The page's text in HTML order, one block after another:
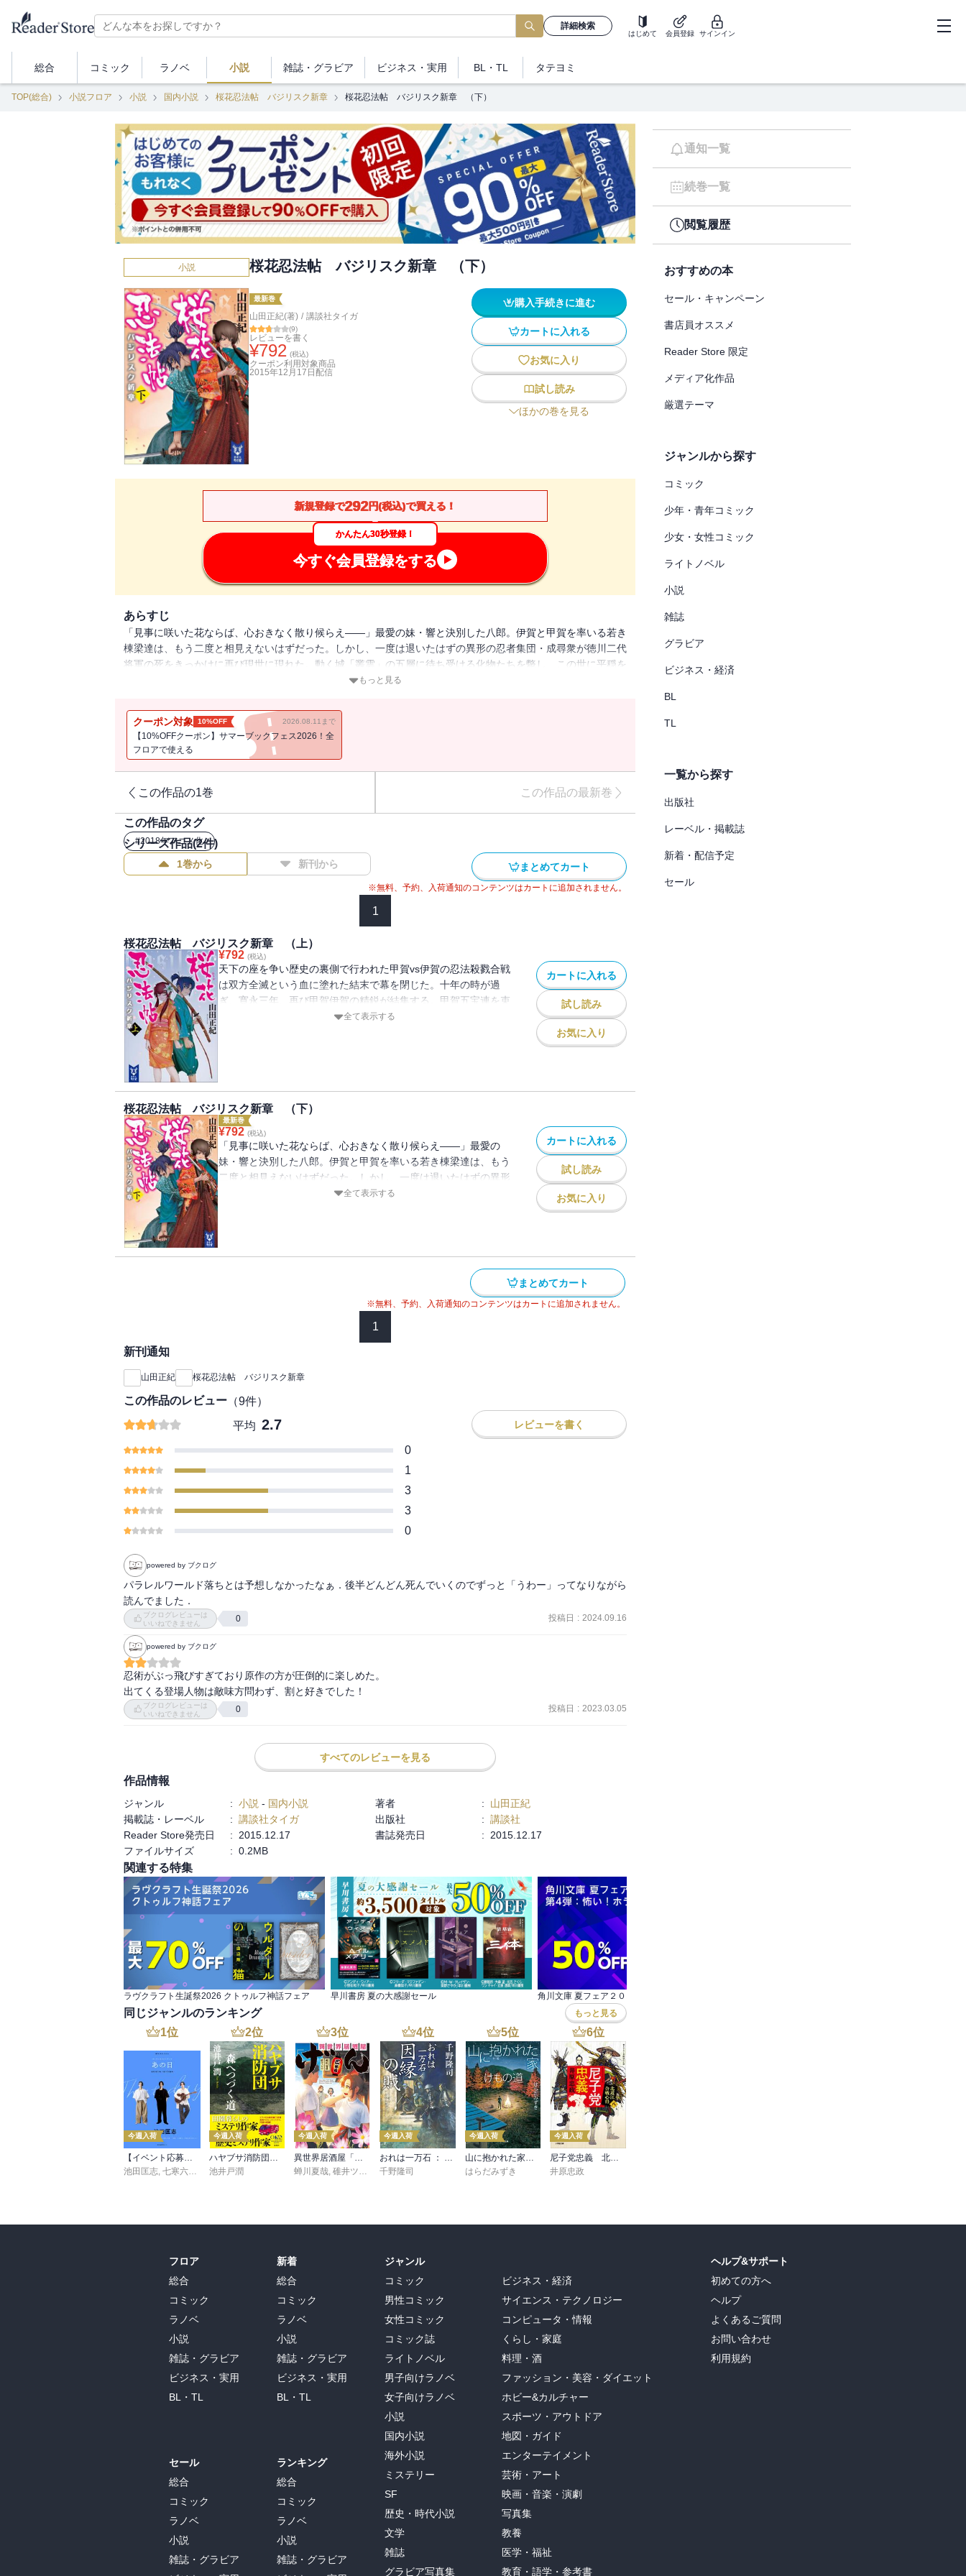
詳細検索
はじめて 会員登録 サインイン
総合 コミック ラノベ 小説 雑誌・ グラビア ビジネス ・実用 BL・TL タテヨミ
TOP(総合) 小説フロア 小説 国内小説 桜花忍法帖 バジリスク新章 桜花忍法帖 バジリスク新章 （下）
小説 桜花忍法帖 バジリスク新章 （下）
最新巻
山田正紀(著) / 講談社タイガ
(9)
レビューを書く
¥792 (税込)
クーポン利用対象商品
2015年12月17日 配信
購入手続きに進む
カートに入れる
お気に入り
試し読み
ほかの巻を見る
新規登録で292円(税込)で買える！
かんたん30秒登録！
今すぐ会員登録をする
あらすじ
「見事に咲いた花ならば、心おきなく散り候らえ――」最愛の妹・響と決別した八郎。伊賀と甲賀を率いる若き
棟梁達は、もう二度と相見えないはずだった。しかし、一度は退いたはずの異形の忍者集団・成尋衆が徳川二代
将軍の死をきっかけに再び現世に現れた。動く城「叢雲」の五層に待ち受ける化物たちを斃し、この世に平穏を
取り戻すため、甲賀五宝連と伊賀五花撰は死地へ挑む。もっと見る
クーポン対象 10%OFF 2026.08.11まで
【10%OFFクーポン】サマーブックフェス2026！全
フロアで使える
この作品の1巻 この作品の最新巻
この作品のタグ
#2018年アニメ化
シリーズ作品(2件)
1巻から 新刊から まとめてカート
※無料、予約、入荷通知のコンテンツはカートに追加されません。
1
桜花忍法帖 バジリスク新章 （上）
¥792 (税込)
天下の座を争い歴史の裏側で行われた甲賀vs伊賀の忍法殺戮合戦
は双方全滅という血に塗れた結末で幕を閉じた。十年の時が過
ぎ、寛永三年、再び甲賀伊賀の精鋭が結集する。甲賀五宝連を束
ねる矛眼術を操る少年、甲賀八郎。伊賀五花撰を率いる盾眼術使
全て表示する
カートに入れる
試し読み
お気に入り
桜花忍法帖 バジリスク新章 （下）
最新巻
¥792 (税込)
「見事に咲いた花ならば、心おきなく散り候らえ――」最愛の
妹・響と決別した八郎。伊賀と甲賀を率いる若き棟梁達は、もう
二度と相見えないはずだった。しかし、一度は退いたはずの異形
の忍者集団・成尋衆が徳川二代将軍の死をきっかけに再び現世に
全て表示する
カートに入れる
試し読み
お気に入り
まとめてカート
※無料、予約、入荷通知のコンテンツはカートに追加されません。
1
新刊通知
山田正紀 桜花忍法帖 バジリスク新章
この作品のレビュー （9件）
平均 2.7 レビューを書く
0
1
3
3
0
powered by ブクログ
パラレルワールド落ちとは予想しなかったなぁ．後半どんどん死んでいくのでずっと「うわー」ってなりながら
読んでました．
ブクログレビューは
いいねできません
0 投稿日 : 2024.09.16
powered by ブクログ
忍術がぶっ飛びすぎており原作の方が圧倒的に楽しめた。
出てくる登場人物は敵味方問わず、割と好きでした！
ブクログレビューは
いいねできません
0 投稿日 : 2023.03.05
すべてのレビューを見る
作品情報
ジャンル : 小説 - 国内小説 著者 :
山田正紀
掲載誌・レーベル
: 講談社タイガ 出版社 : 講談社
Reader Store発売日
: 2015.12.17 書誌発売日 :
2015.12.17
ファイルサイズ
: 0.2MB
関連する特集
ラヴクラフト生誕祭2026 クトゥルフ神話フェア 早川書房 夏の大感謝セール
同じジャンルのランキング もっと見る
1位
今週入荷
【イベント応募シリアルコード付】池田匡志出演・オーディオフォトブック「あの日」SPECIAL EDITION（音声／動画付）
池田匡志, 七寒六温 konoko58,
2位
今週入荷
ハヤブサ消防団 森へつづく道
池井戸潤
3位
今週入荷
異世界居酒屋「げん」三杯目
蝉川夏哉,碓井ツカサ
4位
今週入荷
おれは一万石 ： 38 因縁の賊
千野隆司
5位
今週入荷
山に抱かれた家 けもの道
はらだみずき
6位
今週入荷
尼子党忠義 北近江合戦心得〈八〉
井原忠政
通知一覧
続巻一覧
閲覧履歴
おすすめの本
セール・キャンペーン
書店員オススメ
Reader Store 限定
メディア化作品
厳選テーマ
ジャンルから探す
コミック
少年・青年コミック
少女・女性コミック
ライトノベル
小説
雑誌
グラビア
ビジネス・経済
BL
TL
一覧から探す
出版社
レーベル・掲載誌
新着・配信予定
セール
フロア
総合
コミック
ラノベ
小説
雑誌・グラビア
ビジネス・実用
BL・TL
セール
総合
コミック
ラノベ
小説
雑誌・グラビア
新着
総合
コミック
ラノベ
小説
雑誌・グラビア
ビジネス・実用
BL・TL
ランキング
総合
コミック
ラノベ
小説
雑誌・グラビア
ジャンル
コミック
男性コミック
女性コミック
コミック誌
ライトノベル
男子向けラノベ
女子向けラノベ
小説
国内小説
海外小説
ミステリー
SF
歴史・時代小説
文学
雑誌
グラビア写真集
ビジネス・経済
サイエンス・テクノロジー
コンピュータ・情報
くらし・家庭
料理・酒
ファッション・美容・ダイエット
ホビー&カルチャー
スポーツ・アウトドア
地図・ガイド
エンターテイメント
芸術・アート
映画・音楽・演劇
写真集
教養
医学・福祉
教育・語学・参考書
ヘルプ&サポート
初めての方へ
ヘルプ
よくあるご質問
お問い合わせ
利用規約